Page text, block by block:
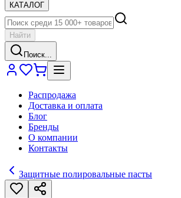
КАТАЛОГ
Найти
Поиск...
Распродажа
Доставка и оплата
Блог
Бренды
О компании
Контакты
Защитные полировальные пасты